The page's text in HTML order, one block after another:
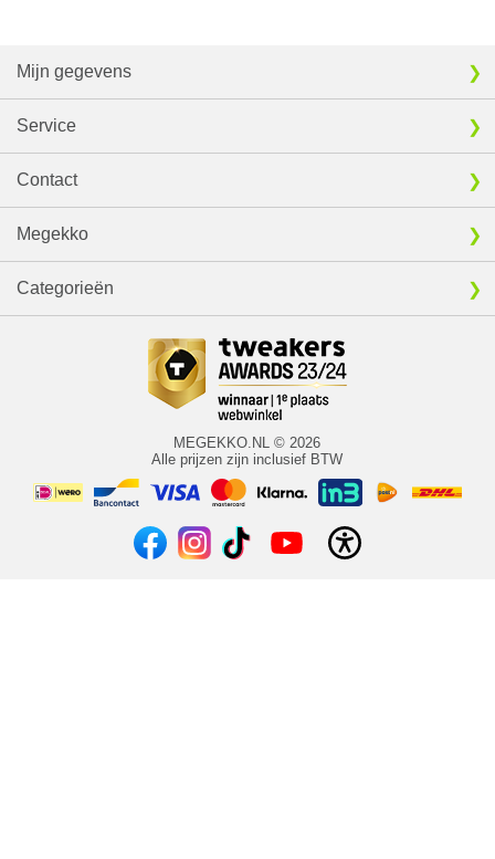
Mijn gegevens
Service
Contact
Megekko
Categorieën
MEGEKKO.NL © 2026
Alle prijzen zijn inclusief BTW